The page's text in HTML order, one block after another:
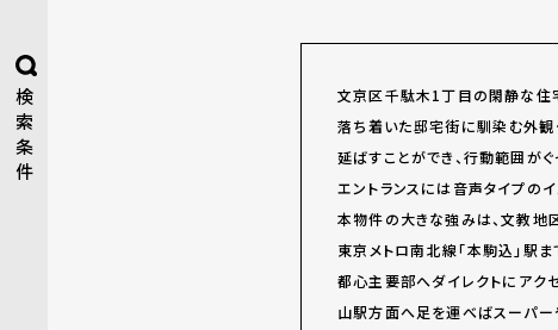
検
索
条
件
文京区千駄木1丁目の閑静な住
落ち着いた邸宅街に馴染む外
延ばすことができ、行動範囲がぐ
エントランスには音声タイプの
本物件の大きな強みは、文教地
東京メトロ南北線「本駒込」駅
都心主要部へダイレクトにアク
山駅方面へ足を運べばスーパー